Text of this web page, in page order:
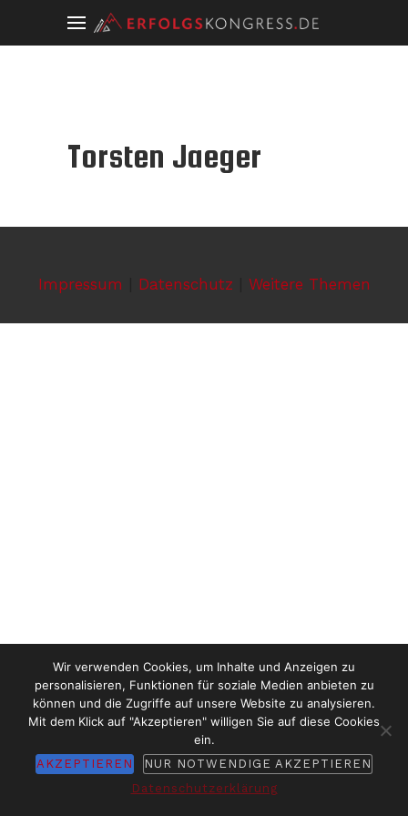
Torsten Jaeger
Impressum Datenschutz Weitere Themen
Wir verwenden Cookies, um Inhalte und Anzeigen zu
personalisieren, Funktionen für soziale Medien anbieten zu
können und die Zugriffe auf unsere Website zu analysieren.
Mit dem Klick auf "Akzeptieren" willigen Sie auf diese Cookies
ein.
AKZEPTIEREN
NUR NOTWENDIGE AKZEPTIEREN
Datenschutzerklärung